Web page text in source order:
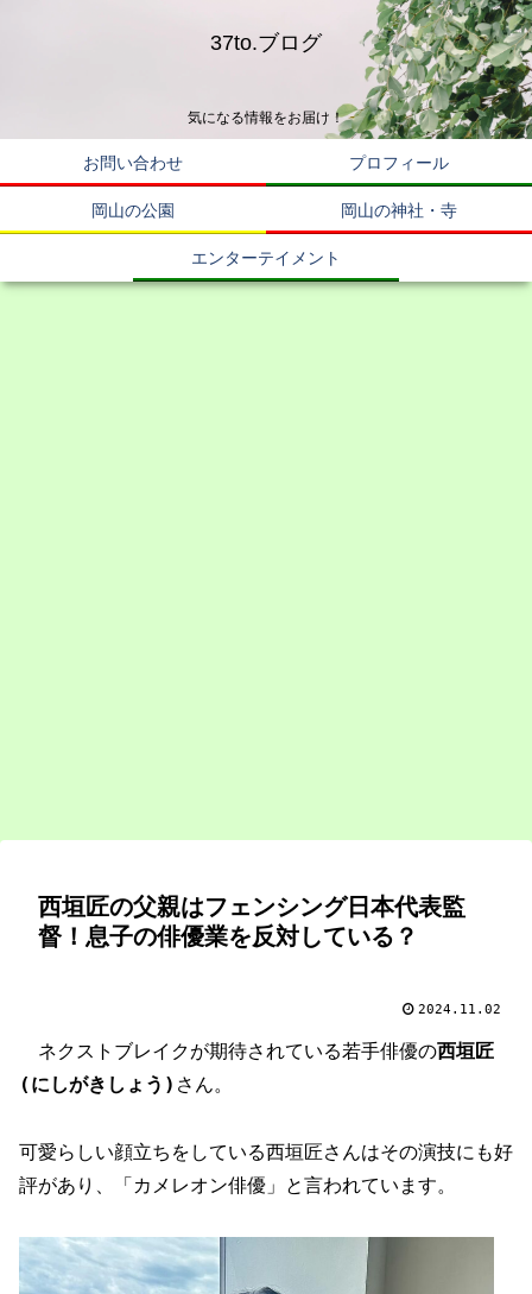
37to.ブログ
気になる情報をお届け！
お問い合わせ プロフィール
岡山の公園 岡山の神社・寺
エンターテイメント
西垣匠の父親はフェンシング日本代表監
督！息子の俳優業を反対している？
2024.11.02
ネクストブレイクが期待されている若手俳優の西垣匠
(にしがきしょう) さん。
可愛らしい顔立ちをしている西垣匠さんはその演技にも好
評があり、「カメレオン俳優」と言われています。